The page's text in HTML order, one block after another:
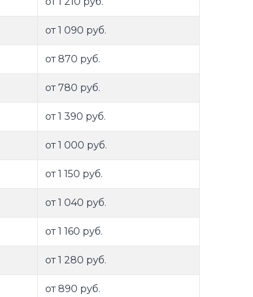
от 1 090 руб.
от 870 руб.
от 780 руб.
от 1 390 руб.
от 1 000 руб.
от 1 150 руб.
от 1 040 руб.
от 1 160 руб.
от 1 280 руб.
от 890 руб.